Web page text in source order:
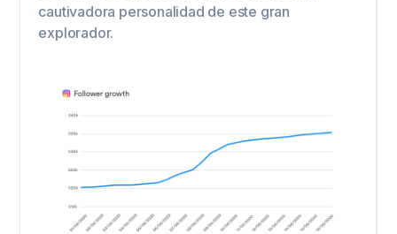
cautivadora personalidad de este gran
explorador.